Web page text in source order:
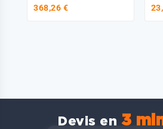
368,26 €
Devis en 3